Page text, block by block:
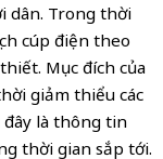
dân. Trong thời
cúp điện theo
Mục đích của
giảm thiểu các
là thông tin
thời gian sắp tới.